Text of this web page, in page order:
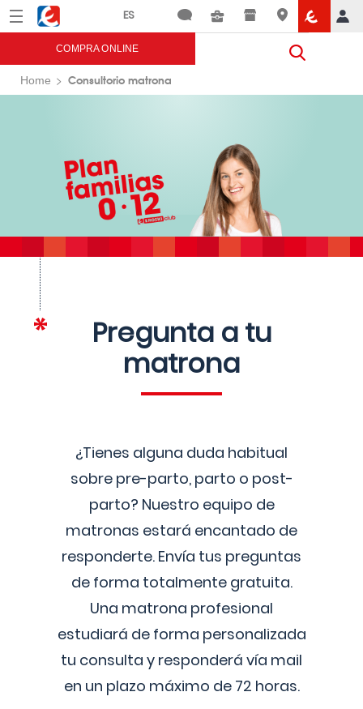
Menú Eroski
COMPRA ONLINE
Home Consultorio matrona
Pregunta a tu
matrona
¿Tienes alguna duda habitual
sobre pre-parto, parto o post-
parto? Nuestro equipo de
matronas estará encantado de
responderte. Envía tus preguntas
de forma totalmente gratuita.
Una matrona profesional
estudiará de forma personalizada
tu consulta y responderá vía mail
en un plazo máximo de 72 horas.